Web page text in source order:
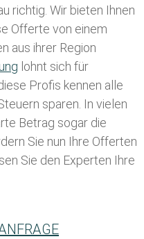
richtig. Wir bieten Ihnen
Offerte von einem
aus ihrer Region
lohnt sich für
Profis kennen alle
sparen. In vielen
Betrag sogar die
Sie nun Ihre Offerten
Sie den Experten Ihre